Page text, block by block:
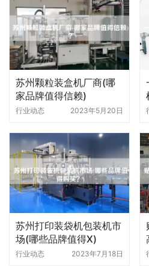
苏州颗粒装盒机厂商(哪
家品牌值得信赖)
行业动态 2023年5月20日
苏州打印装袋机包装机市
场(哪些品牌值得X)
行业动态 2023年7月18日